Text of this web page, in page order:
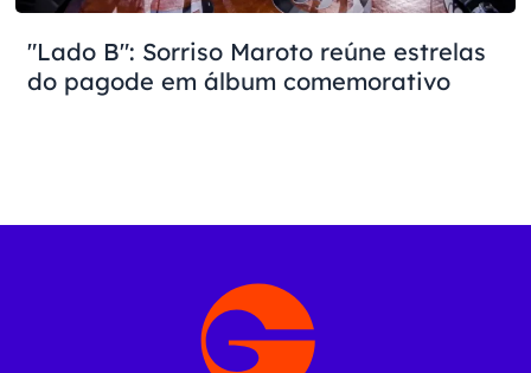
"Lado B": Sorriso Maroto reúne estrelas
do pagode em álbum comemorativo